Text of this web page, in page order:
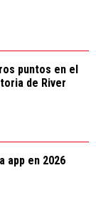
puntos en el
de River
app en 2026